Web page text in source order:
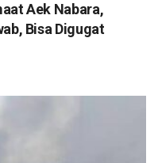
Aek Nabara,
Bisa Digugat